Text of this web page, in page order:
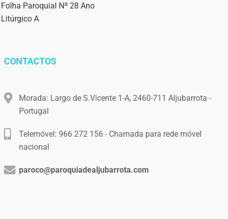
Folha Paroquial Nº 28 Ano
Litúrgico A
CONTACTOS
Morada: Largo de S.Vicente 1-A, 2460-711 Aljubarrota -
Portugal
Telemóvel: 966 272 156 - Chamada para rede móvel
nacional
paroco@paroquiadealjubarrota.com